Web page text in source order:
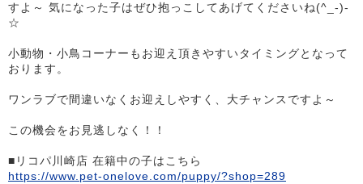
すよ～ 気になった子はぜひ抱っこしてあげてくださいね(^_-)-
☆
小動物・小鳥コーナーもお迎え頂きやすいタイミングとなって
おります。
ワンラブで間違いなくお迎えしやすく、大チャンスですよ～
この機会をお見逃しなく！！
■リコパ川崎店 在籍中の子はこちら
https://www.pet-onelove.com/puppy/?shop=289